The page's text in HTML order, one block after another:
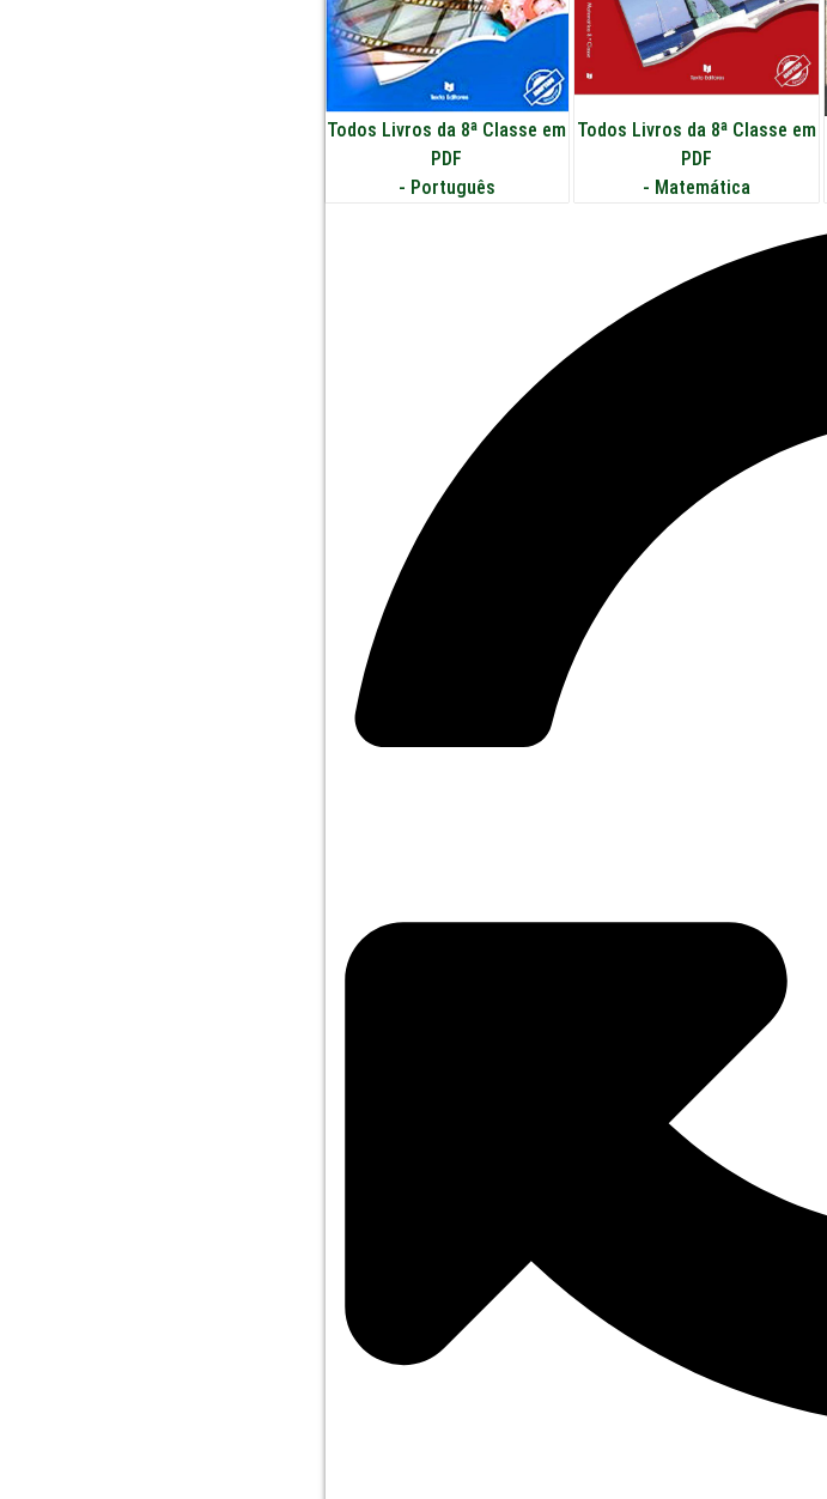
Todos Livros da 8ª Classe em
PDF
- Português
Todos Livros da 8ª Classe em
PDF
- Matemática